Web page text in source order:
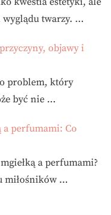
wyglądu twarzy. …
objawy i
problem, który
być nie …
a perfumami: Co
a perfumami?
miłośników …